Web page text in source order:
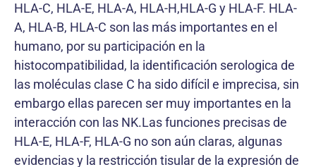
HLA-C, HLA-E, HLA-A, HLA-H,HLA-G y HLA-F. HLA-
A, HLA-B, HLA-C son las más importantes en el
humano, por su participación en la
histocompatibilidad, la identificación serologica de
las moléculas clase C ha sido difícil e imprecisa, sin
embargo ellas parecen ser muy importantes en la
interacción con las NK.Las funciones precisas de
HLA-E, HLA-F, HLA-G no son aún claras, algunas
evidencias y la restricción tisular de la expresión de